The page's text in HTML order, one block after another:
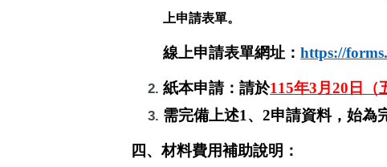
上申請表單。
線上申請表單網址：https://
紙本申請：請於115年3月20 日（
需完備上述1、2申請資料，始為
四、材料費用補助說明：